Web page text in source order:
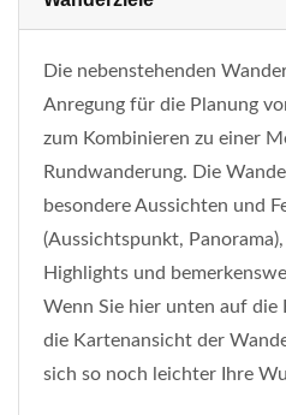
Die nebenstehenden
Anregung für die Planung
zum Kombinieren zu einer
Rundwanderung. Die
besondere Aussichten und
(Aussichtspunkt,
Highlights und
Wenn Sie hier unten auf
die Kartenansicht der
sich so noch leichter Ihre